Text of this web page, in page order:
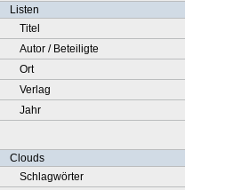
Listen
Titel
Autor / Beteiligte
Ort
Verlag
Jahr
Clouds
Schlagwörter